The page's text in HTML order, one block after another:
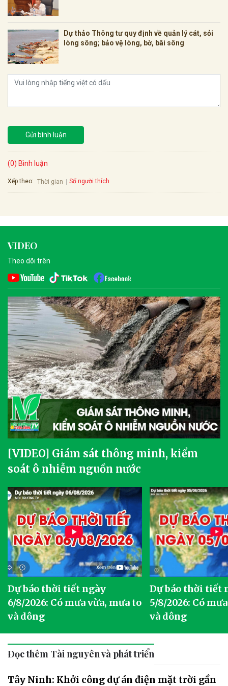
Dự thảo Thông tư quy định về quản lý cát, sỏi
lòng sông; bảo vệ lòng, bờ, bãi sông
Gửi bình luận
(0) Bình luận
Xếp theo: Thời gian Số người thích
VIDEO
Theo dõi trên
[VIDEO] Giám sát thông minh, kiểm
soát ô nhiễm nguồn nước
Dự báo thời tiết ngày
6/8/2026: Có mưa vừa, mưa to
và dông
Dự báo thời tiết
5/8/2026: Có
và dông
Đọc thêm Tài nguyên và phát triển
Tây Ninh: Khởi công dự án điện mặt trời gần